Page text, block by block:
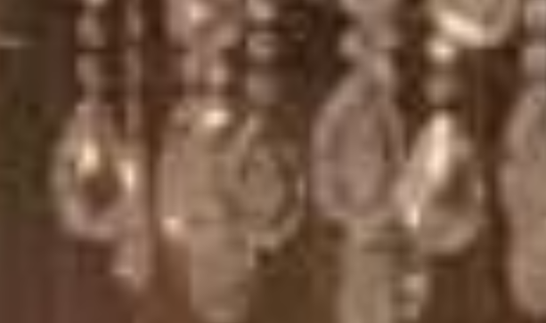
possuem de 4 a 5 quartos, com áreas privativas que variam de 205 a 477 m², além de 3 a
de festas, academia equipada e sala de jogos. O empreendimento também inclui opções
e sensores de presença nas áreas comuns. Além disso, os apartamentos possuem
as áreas de lazer até as unidades habitacionais, que contam com janelas acústicas e
urbana. Estendendo-se até a BR-101 e englobando os bairros Castelo Branco e
estilo de vida similar ao de Balneário Camboriú.
é reconhecido por sua qualidade de vida, com infraestrutura completa para prática de
empreendimentos aqui oferecem plantas espaçosas, grandes áreas de lazer e elevadores
redes de supermercados como Koch e Ofertão, e shoppings como Andorinha e Russi &